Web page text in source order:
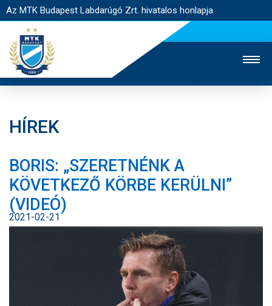
Az MTK Budapest Labdarúgó Zrt. hivatalos honlapja
JEGYÉRTÉKESÍTÉS
WEBSHOP
EGYESÜLET
KAPCSOLAT
NYITÓLAP
HÍREK
CSAPATOK
MÉRKŐZÉSEK
HÍREK
BORIS: „SZERETNÉNK A
KÖVETKEZŐ KÖRBE KERÜLNI”
(VIDEÓ)
2021-02-21